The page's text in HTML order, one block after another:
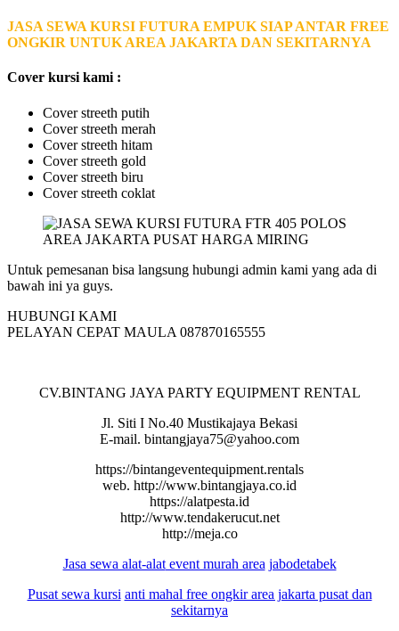
JASA SEWA KURSI FUTURA EMPUK SIAP ANTAR FREE
ONGKIR UNTUK AREA JAKARTA DAN SEKITARNYA
Cover kursi kami :
Cover streeth putih
Cover streeth merah
Cover streeth hitam
Cover streeth gold
Cover streeth biru
Cover streeth coklat
Untuk pemesanan bisa langsung hubungi admin kami yang ada di
bawah ini ya guys.
HUBUNGI KAMI
PELAYAN CEPAT MAULA 087870165555
CV.BINTANG JAYA PARTY EQUIPMENT RENTAL
Jl. Siti I No.40 Mustikajaya Bekasi
E-mail. bintangjaya75@yahoo.com
https://bintangeventequipment.rentals
web. http://www.bintangjaya.co.id
https://alatpesta.id
http://www.tendakerucut.net
http://meja.co
Jasa sewa alat-alatevent murah area jabodetabek
Pusat sewa kursi anti mahal free ongkir area jakarta pusat dan
sekitarnya